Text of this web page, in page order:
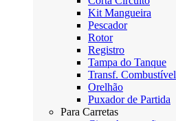
Kit Mangueira
Pescador
Rotor
Registro
Tampa do Tanque
Transf. Combustível
Orelhão
Puxador de Partida
Para Carretas